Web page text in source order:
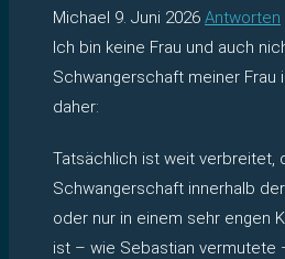
Michael 9. Juni 2026 Antworten
Ich bin keine Frau und auch
Schwangerschaft meiner Frau
daher:
Tatsächlich ist weit verbreitet,
Schwangerschaft innerhalb
oder nur in einem sehr engen
ist – wie Sebastian vermutete